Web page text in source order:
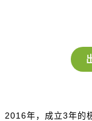
2016年，成立3年的